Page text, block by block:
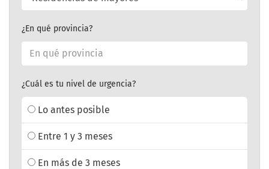
¿En qué provincia?
¿Cuál es tu nivel de urgencia?
Lo antes posible
Entre 1 y 3 meses
En más de 3 meses